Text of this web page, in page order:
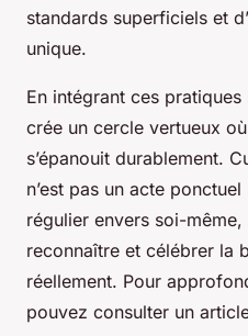
standards superficiels et
unique.
En intégrant ces
crée un cercle vertueux
s’épanouit durablement.
n’est pas un acte
régulier envers soi-
reconnaître et célébrer la
réellement. Pour
pouvez consulter un